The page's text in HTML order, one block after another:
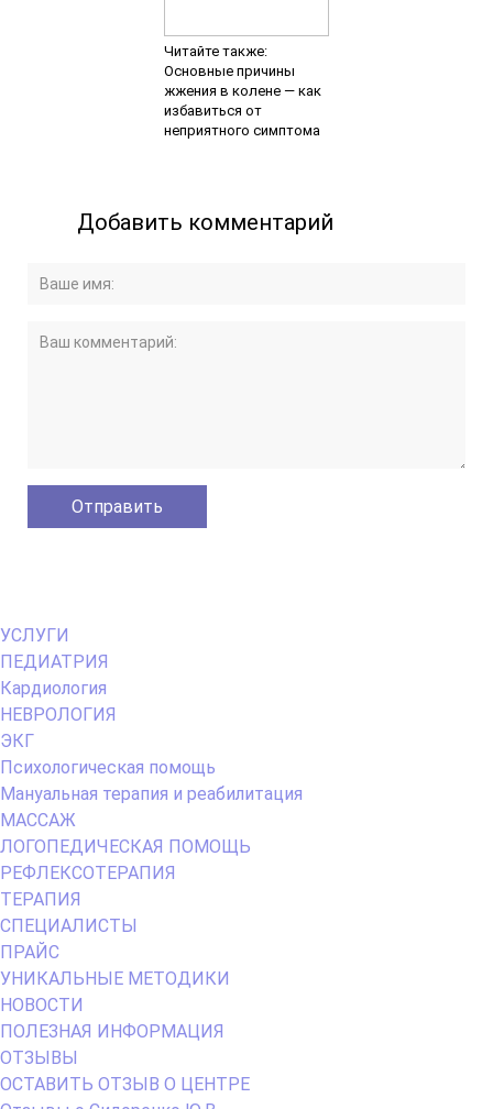
Читайте также:
Основные причины
жжения в колене — как
избавиться от
неприятного симптома
Добавить комментарий
Primary
Menu
УСЛУГИ
ПЕДИАТРИЯ
Кардиология
НЕВРОЛОГИЯ
ЭКГ
Психологическая помощь
Мануальная терапия и реабилитация
МАССАЖ
ЛОГОПЕДИЧЕСКАЯ ПОМОЩЬ
РЕФЛЕКСОТЕРАПИЯ
ТЕРАПИЯ
СПЕЦИАЛИСТЫ
ПРАЙС
УНИКАЛЬНЫЕ МЕТОДИКИ
НОВОСТИ
ПОЛЕЗНАЯ ИНФОРМАЦИЯ
ОТЗЫВЫ
ОСТАВИТЬ ОТЗЫВ О ЦЕНТРЕ